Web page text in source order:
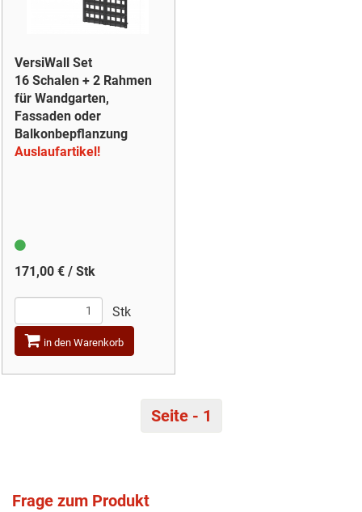
VersiWall Set
16 Schalen + 2 Rahmen
für Wandgarten,
Fassaden oder
Balkonbepflanzung
Auslaufartikel!
171,00 € / Stk
Stk
in den Warenkorb
Seite - 1
Frage zum Produkt